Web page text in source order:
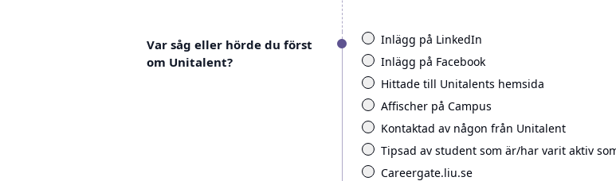
Var såg eller hörde du först
om Unitalent?
Inlägg på LinkedIn
Inlägg på Facebook
Hittade till Unitalents hemsida
Affischer på Campus
Kontaktad av någon från Unitalent
Tipsad av student som är/har varit aktiv
Careergate.liu.se